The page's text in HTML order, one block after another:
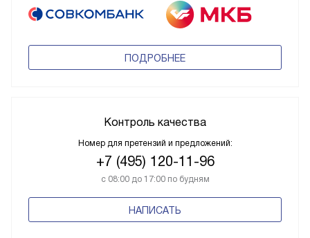
ПОДРОБНЕЕ
Контроль качества
Номер для претензий и предложений:
+7 (495) 120-11-96
с 08:00 до 17:00 по будням
НАПИСАТЬ